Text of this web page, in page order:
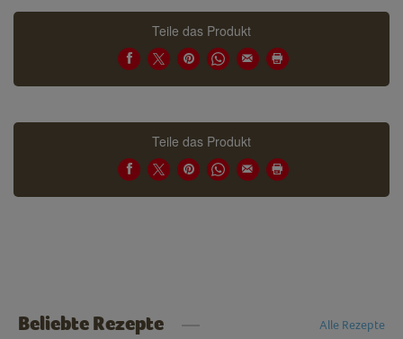
Teile das Produkt
Teile das Produkt
Beliebte Rezepte Alle Rezepte